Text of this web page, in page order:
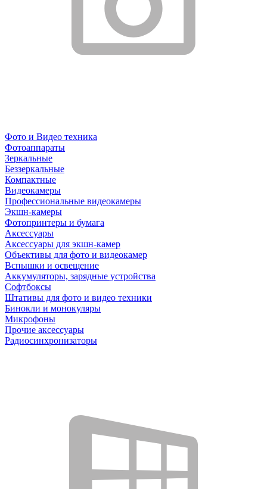
Фото и Видео техника
Фотоаппараты
Зеркальные
Беззеркальные
Компактные
Видеокамеры
Профессиональные видеокамеры
Экшн-камеры
Фотопринтеры и бумага
Аксессуары
Аксессуары для экшн-камер
Объективы для фото и видеокамер
Вспышки и освещение
Аккумуляторы, зарядные устройства
Софтбоксы
Штативы для фото и видео техники
Бинокли и монокуляры
Микрофоны
Прочие аксессуары
Радиосинхронизаторы